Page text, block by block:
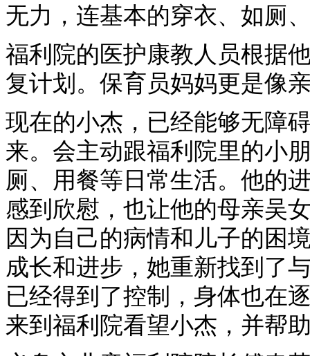
无力，连基本的穿衣、如厕
福利院的医护康教人员根据
复计划。保育员妈妈更是像
现在的小杰，已经能够无障
来。会主动跟福利院里的小
厕、用餐等日常生活。他的
感到欣慰，也让他的母亲吴
因为自己的病情和儿子的困
成长和进步，她重新找到了
已经得到了控制，身体也在
来到福利院看望小杰，并帮